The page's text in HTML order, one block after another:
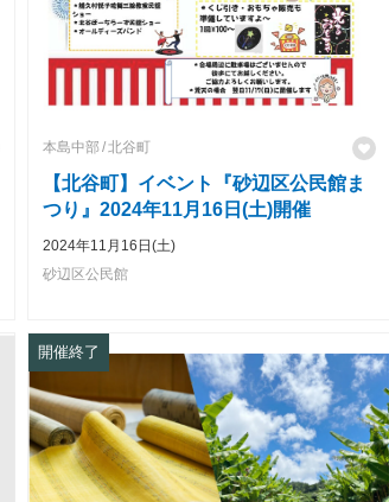
本島中部 北谷町
【北谷町】イベント『砂辺区公民館ま
つり』2024年11月16日(土)開催
2024年11月16日(土)
砂辺区公民館
開催終了